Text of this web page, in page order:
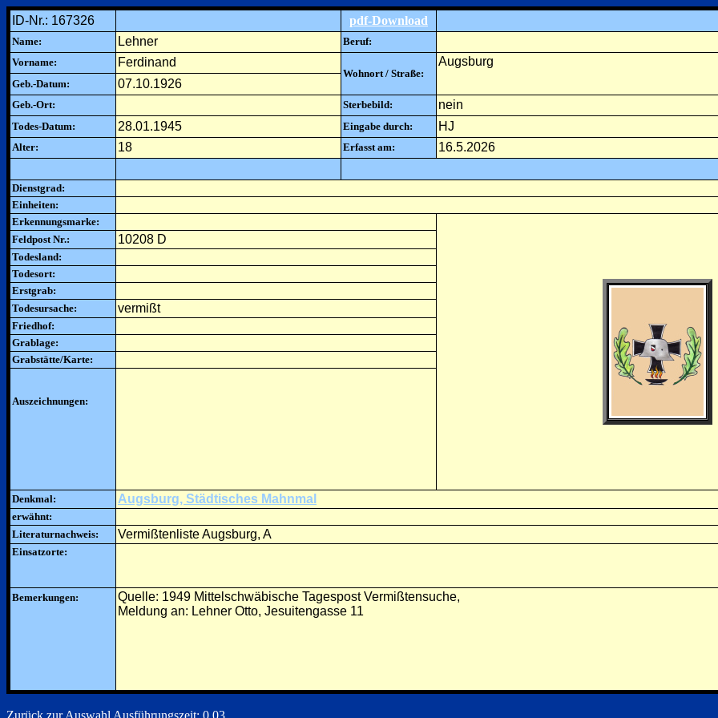
ID-Nr.: 167326 pdf-Download
Name: Lehner
Beruf:
Vorname:
Ferdinand
Wohnort / Straße:
Augsburg
Geb.-Datum: 07.10.1926
Geb.-Ort: Sterbebild: nein
Todes-Datum: 28.01.1945 Eingabe durch: HJ
Alter: 18 Erfasst am: 16.5.2026
Dienstgrad:
Einheiten:
Erkennungsmarke:
Feldpost Nr.:
10208 D
Todesland:
Todesort:
Erstgrab:
Todesursache:
vermißt
Friedhof:
Grablage:
Grabstätte/Karte:
Auszeichnungen:
Denkmal: Augsburg, Städtisches Mahnmal
erwähnt:
Literaturnachweis:
Vermißtenliste Augsburg, A
Einsatzorte:
Bemerkungen:
Quelle: 1949 Mittelschwäbische Tagespost Vermißtensuche,
Meldung an: Lehner Otto, Jesuitengasse 11
Zurück zur Auswahl Ausführungszeit: 0.03